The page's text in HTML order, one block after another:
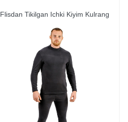
Flisdan Tikilgan Ichki Kiyim Kulrang